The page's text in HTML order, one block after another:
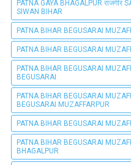
PATNA GAYA BHAGALPUR राजगीर
SIWAN BIHAR
PATNA BIHAR BEGUSARAI
PATNA BIHAR BEGUSARAI
PATNA BIHAR BEGUSARAI
BEGUSARAI
PATNA BIHAR BEGUSARAI
BEGUSARAI MUZAFFARPUR
PATNA BIHAR BEGUSARAI
PATNA BIHAR BEGUSARAI
BHAGALPUR